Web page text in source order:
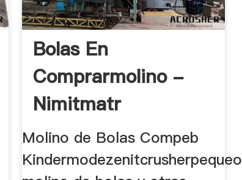
Bolas En
Comprarmolino -
Nimitmatr
Molino de Bolas Compeb
Kindermodezenitcrusherpequeo